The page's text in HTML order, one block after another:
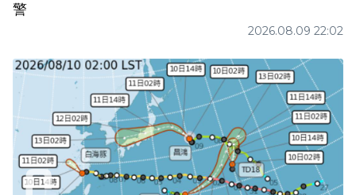
警
2026.08.09 22:02